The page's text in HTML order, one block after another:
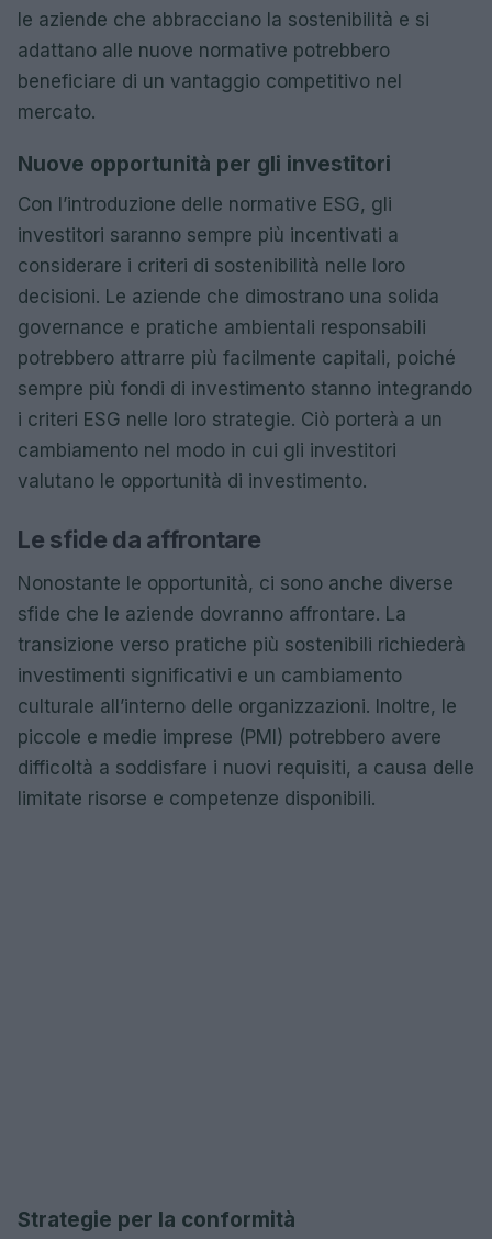
le aziende che abbracciano la sostenibilità e si
adattano alle nuove normative potrebbero
beneficiare di un vantaggio competitivo nel
mercato.
Nuove opportunità per gli investitori
Con l’introduzione delle normative ESG, gli
investitori saranno sempre più incentivati a
considerare i criteri di sostenibilità nelle loro
decisioni. Le aziende che dimostrano una solida
governance e pratiche ambientali responsabili
potrebbero attrarre più facilmente capitali, poiché
sempre più fondi di investimento stanno integrando
i criteri ESG nelle loro strategie. Ciò porterà a un
cambiamento nel modo in cui gli investitori
valutano le opportunità di investimento.
Le sfide da affrontare
Nonostante le opportunità, ci sono anche diverse
sfide che le aziende dovranno affrontare. La
transizione verso pratiche più sostenibili richiederà
investimenti significativi e un cambiamento
culturale all’interno delle organizzazioni. Inoltre, le
piccole e medie imprese (PMI) potrebbero avere
difficoltà a soddisfare i nuovi requisiti, a causa delle
limitate risorse e competenze disponibili.
Strategie per la conformità